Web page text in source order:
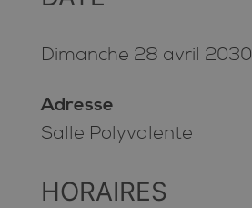
Dimanche 28 avril 2030
Adresse
Salle Polyvalente
HORAIRES